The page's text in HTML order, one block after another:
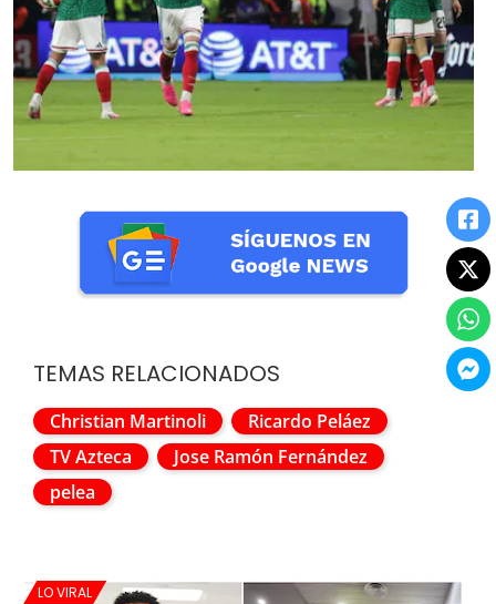
TEMAS RELACIONADOS
Christian Martinoli
Ricardo Peláez
TV Azteca
Jose Ramón Fernández
pelea
LO VIRAL